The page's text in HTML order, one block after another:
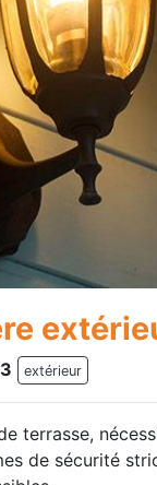
extérieur
terrasse,
de sécurité